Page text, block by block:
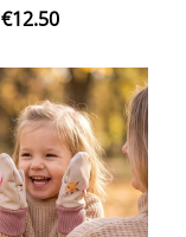
€12.50